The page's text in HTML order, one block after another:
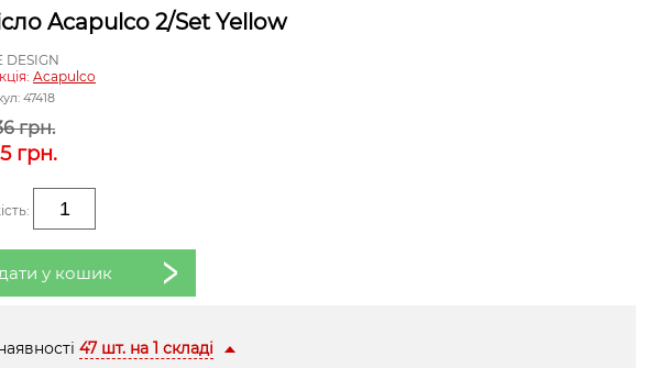
Acapulco 2/Set Yellow
DESIGN
Acapulco
47418
грн.
грн.
у кошик
47 шт. на 1 складі